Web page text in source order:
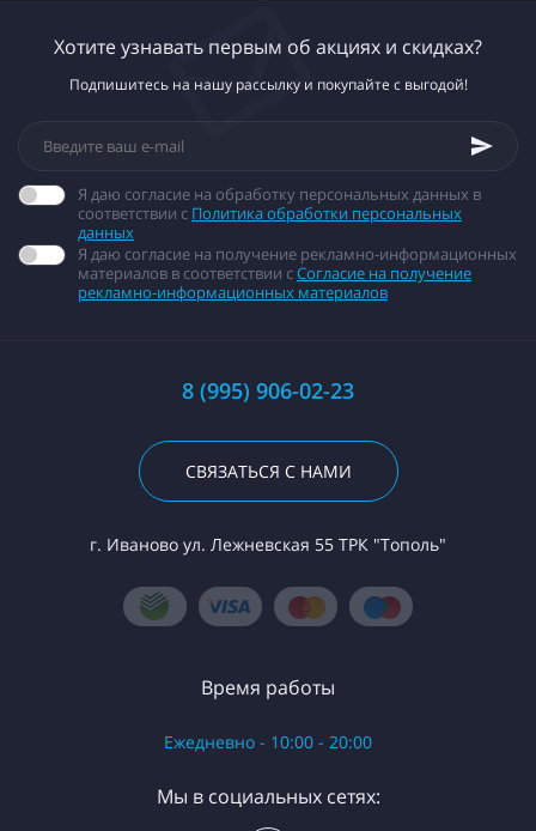
Хотите узнавать первым об акциях и скидках?
Подпишитесь на нашу рассылку и покупайте с выгодой!
Я даю согласие на обработку персональных данных в
соответствии с Политика обработки персональных
данных
Я даю согласие на получение рекламно-информационных
материалов в соответствии сСогласие на получение
рекламно-информационных материалов
8 (995) 906-02-23
СВЯЗАТЬСЯ С НАМИ
г. Иваново ул. Лежневская 55 ТРК "Тополь"
Время работы
Ежедневно - 10:00 - 20:00
Мы в социальных сетях: